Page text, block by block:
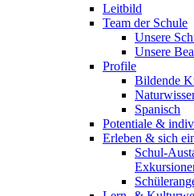
Leitbild
Team der Schule
Unsere
Unsere
Profile
Bildende
Spanisch
Potentiale &
Erleben & sich
Schul-